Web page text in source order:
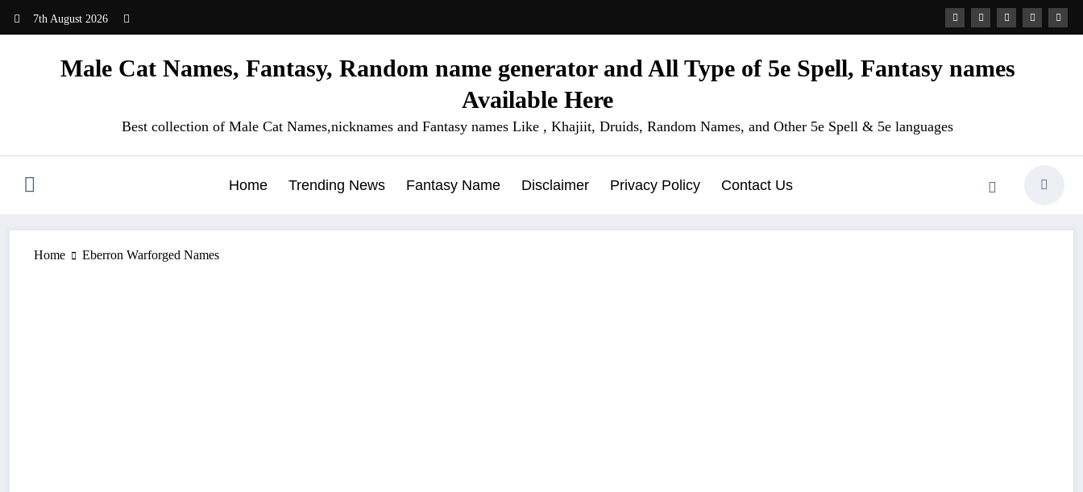
7th August 2026
Male Cat Names, Fantasy, Random name generator and All Type of 5e Spell, Fantasy names
Available Here
Best collection of Male Cat Names,nicknames and Fantasy names Like , Khajiit, Druids, Random Names, and Other 5e Spell & 5e languages
Home Trending News Fantasy Name Disclaimer Privacy Policy Contact Us
Home Eberron Warforged Names